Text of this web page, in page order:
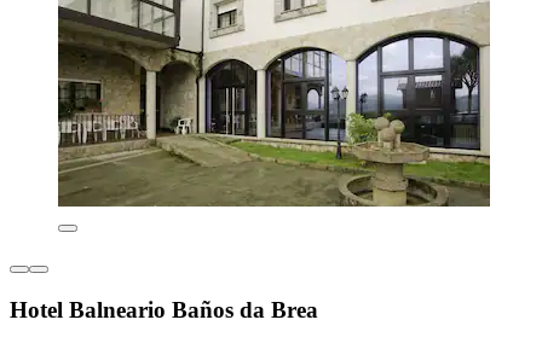
Hotel Balneario Baños da Brea